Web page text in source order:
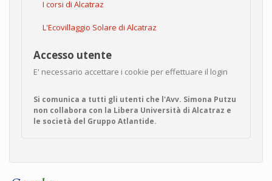
I corsi di Alcatraz
L'Ecovillaggio Solare di Alcatraz
Accesso utente
E' necessario accettare i cookie per effettuare il login
Si comunica a tutti gli utenti che l'Avv. Simona Putzu
non collabora con la Libera Università di Alcatraz e
le società del Gruppo Atlantide.